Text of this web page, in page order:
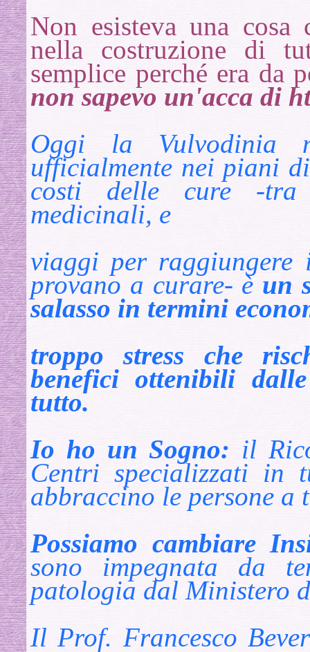
Non esisteva una
nella costruzione di
semplice perché era da
non sapevo un'acca di
Oggi la Vulvodinia
ufficialmente nei piani
costi delle cure -tra
medicinali, e
viaggi per
provano a curare- è un
salasso in termini
troppo stress che
benefici ottenibili
tutto.
Io ho un Sogno: il
Centri specializzati
abbraccino le persone
Possiamo cambiare
sono impegnata da
patologia dal Ministero
Il Prof. Francesco